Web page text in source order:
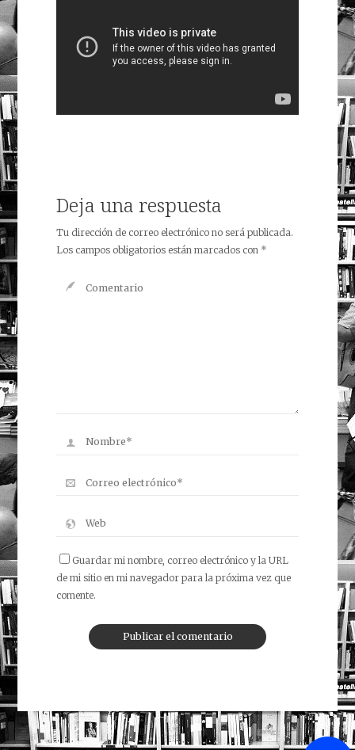
Deja una respuesta
Tu dirección de correo electrónico no será publicada.
Los campos obligatorios están marcados con *
Guardar mi nombre, correo electrónico y la URL
de mi sitio en mi navegador para la próxima vez que
comente.